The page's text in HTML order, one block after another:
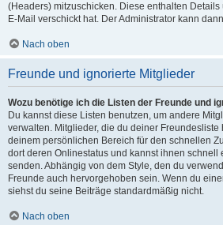
(Headers) mitzuschicken. Diese enthalten Details
E-Mail verschickt hat. Der Administrator kann
Nach oben
Freunde und ignorierte Mitglieder
Wozu benötige ich die Listen der Freunde und
Du kannst diese Listen benutzen, um andere
verwalten. Mitglieder, die du deiner Freundesliste
deinem persönlichen Bereich für den schnellen
dort deren Onlinestatus und kannst ihnen schnell
senden. Abhängig von dem Style, den du
Freunde auch hervorgehoben sein. Wenn du
siehst du seine Beiträge standardmäßig nicht.
Nach oben